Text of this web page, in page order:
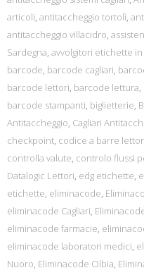
articoli, antitaccheggio tortolì,
antitaccheggio villacidro,
Sardegna, avvolgitori etichette
barcode, barcode cagliari,
barcode lettori, barcode lettura,
barcode stampanti, biglietterie,
Antitaccheggio, Cagliari
checkpoint, codice a barre
controlla valute, controlo flussi
Datalogic Lettori, edg etichette,
etichette, eliminacode,
eliminacode Cagliari,
eliminacode farmacie,
eliminacode laboratori medici,
Nuoro, Eliminacode Olbia,